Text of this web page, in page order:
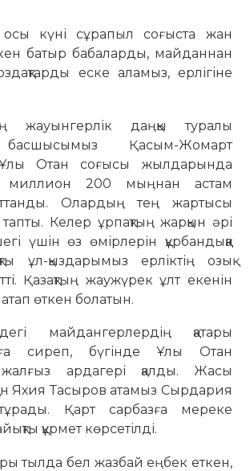
күні сұрапыл соғыста жан
батыр бабаларды, майданнан
еске аламыз, ерлігіне
жауынгерлік даңқы туралы
Қасым-Жомарт
Отан соғысы жылдарында
миллион 200 мыңнан астам
аттанды. Олардың тең жартысы
тапты. Келер ұрпақтың жарқын әрі
үшін өз өмірлерін құрбандыққа
ұл-қыздарымыз ерліктің озық
Қазақтың жаужүрек ұлт екенін
өткен болатын.
майдангерлердің қатары
сиреп, бүгінде Ұлы Отан
ардагері қалды. Жасы
Яхия Тасыров атамыз Сырдария
Қарт сарбазға мереке
құрмет көрсетілді.
тылда бел жазбай еңбек еткен,